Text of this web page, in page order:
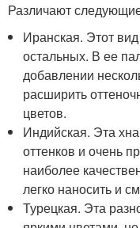
Различают
Иранская. Этот
остальных. В ее
добавлении
расширить
цветов.
Индийская. Эта
оттенков и очень
наиболее
легко наносить и
Турецкая. Эта